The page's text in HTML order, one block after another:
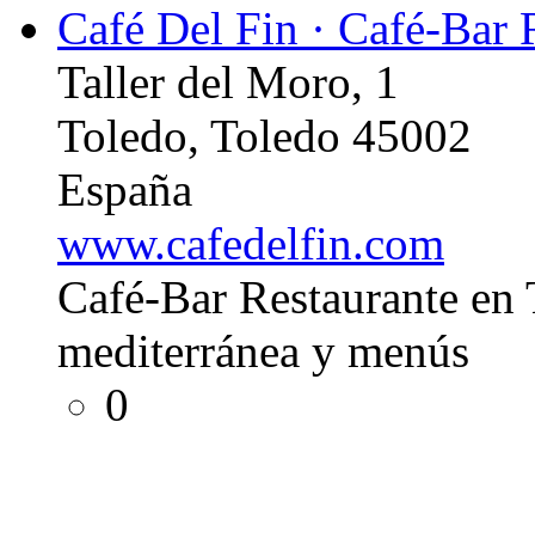
Café Del Fin · Café-Bar
Taller del Moro, 1
Toledo, Toledo 45002
España
www.cafedelfin.com
Café-Bar Restaurante
mediterránea y menús
0